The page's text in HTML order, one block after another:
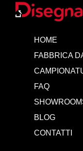
HOME
FABBRICA
FAQ
BLOG
CONTATTI